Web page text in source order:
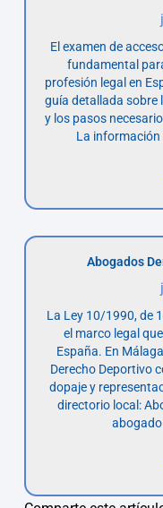
El examen de
fundamental
profesión legal en
guía detallada sobre
y los pasos
La
Abogados
La Ley 10/1990, de
el marco legal
España. En
Derecho Deportivo
dopaje y
directorio local:
abogado